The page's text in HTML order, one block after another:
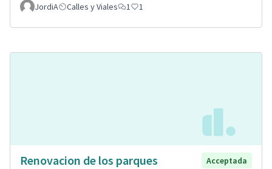
JordiA Calles y Viales 1 1
Renovacion de los parques
Acceptada